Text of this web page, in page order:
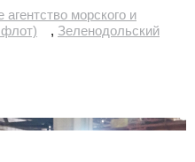
морского и
, Зеленодольский